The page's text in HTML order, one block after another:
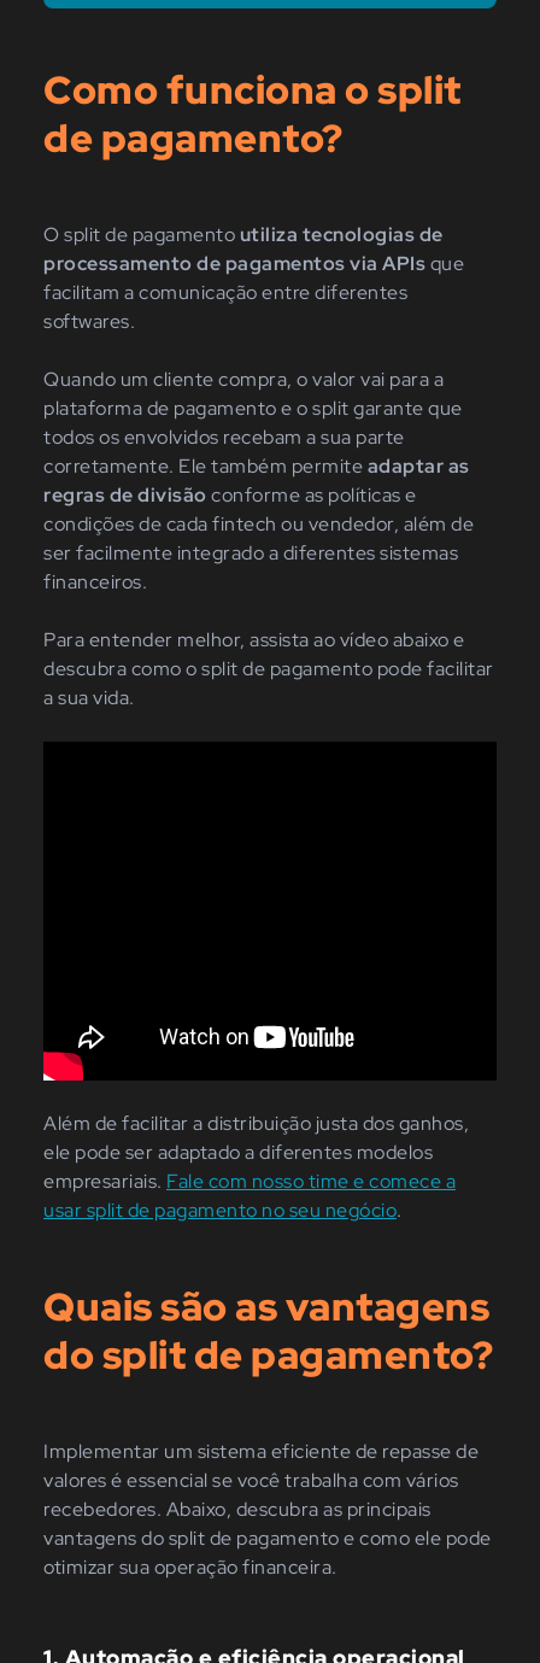
Como funciona o split
de pagamento?
O split de pagamento utiliza tecnologias de
processamento de pagamentos via APIsque
facilitam a comunicação entre diferentes
softwares.
Quando um cliente compra, o valor vai para a
plataforma de pagamento e o split garante que
todos os envolvidos recebam a sua parte
corretamente. Ele também permiteadaptar as
regras de divisão conforme as políticas e
condições de cada fintech ou vendedor, além de
ser facilmente integrado a diferentes sistemas
financeiros.
Para entender melhor, assista ao vídeo abaixo e
descubra como o split de pagamento pode facilitar
a sua vida.
Além de facilitar a distribuição justa dos ganhos,
ele pode ser adaptado a diferentes modelos
empresariais. Fale com nosso time e comece a
usar split de pagamento no seu negócio.
Quais são as vantagens
do split de pagamento?
Implementar um sistema eficiente de repasse de
valores é essencial se você trabalha com vários
recebedores. Abaixo, descubra as principais
vantagens do split de pagamento e como ele pode
otimizar sua operação financeira.